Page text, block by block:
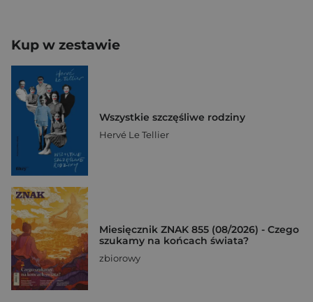
Kup w zestawie
Wszystkie szczęśliwe rodziny
Hervé Le Tellier
Miesięcznik ZNAK 855 (08/2026) - Czego
szukamy na końcach świata?
zbiorowy